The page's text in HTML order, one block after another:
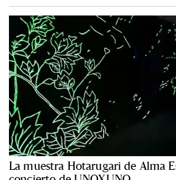
La muestra Hotarugari de Alma